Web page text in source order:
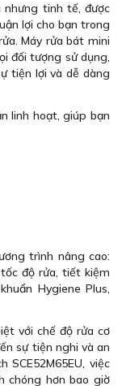
nhưng tinh tế, được
lợi cho bạn trong
Máy rửa bát mini
đối tượng sử dụng,
tiện lợi và dễ dàng
linh hoạt, giúp bạn
trình nâng cao:
độ rửa, tiết kiệm
Hygiene Plus,
với chế độ rửa cơ
sự tiện nghi và an
việc
chóng hơn bao giờ